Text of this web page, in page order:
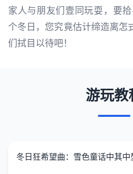
家人与朋友们壹同玩耍，要
个冬日，您究竟估计缔造离怎
们拭目以待吧！
游玩教
冬日狂希望曲：雪色童话中其